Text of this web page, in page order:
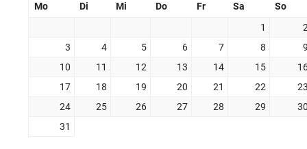
Mo Di Mi Do Fr Sa
So
1
3
4 5 6 7 8
10
11 12 13 14 15
17
18 19 20 21 22
24
25 26 27 28 29
31